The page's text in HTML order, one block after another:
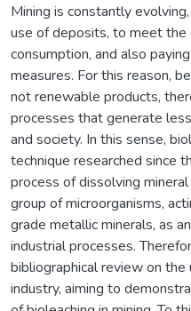
Mining is constantly
use of deposits, to meet the
consumption, and also
measures. For this reason,
not renewable products,
processes that generate
and society. In this sense,
technique researched since
process of dissolving
group of microorganisms,
grade metallic minerals, as
industrial processes.
bibliographical review on
industry, aiming to